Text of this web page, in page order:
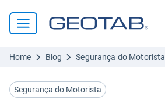
Home Blog Segurança do Motorista
Segurança do Motorista